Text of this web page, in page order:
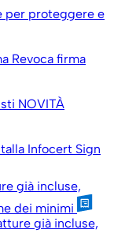
per proteggere e
Revoca firma
NOVITÀ
Infocert Sign
già incluse,
dei minimi
già incluse,